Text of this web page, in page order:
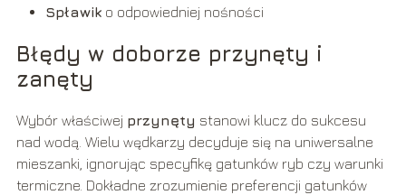
Spławiko odpowiedniej nośności
Błędy w doborze przynęty i
zanęty
Wybór właściwej przynęty stanowi klucz do sukcesu
nad wodą. Wielu wędkarzy decyduje się na uniwersalne
mieszanki, ignorując specyfikę gatunków ryb czy warunki
termiczne. Dokładne zrozumienie preferencji gatunków